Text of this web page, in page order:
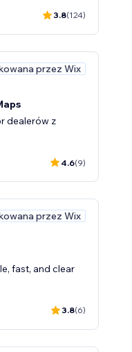
3.8(124)
przez Wix
dealerów z
4.6(9)
przez Wix
fast, and clear
3.8(6)